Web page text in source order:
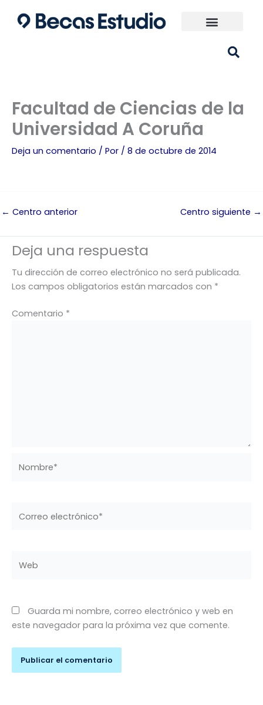
Facultad de Ciencias de la
Universidad A Coruña
Deja un comentario / Por / 8 de octubre de 2014
← Centro anterior Centro siguiente →
Deja una respuesta
Tu dirección de correo electrónico no será publicada.
Los campos obligatorios están marcados con *
Comentario *
electrónico*
Guarda mi nombre, correo electrónico y web en
este navegador para la próxima vez que comente.